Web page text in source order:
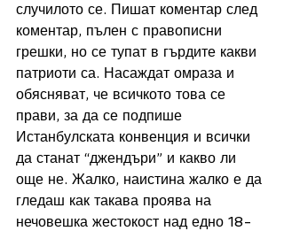
случилото се. Пишат коментар след
коментар, пълен с правописни
грешки, но се тупат в гърдите какви
патриоти са. Насаждат омраза и
обясняват, че всичкото това се
прави, за да се подпише
Истанбулската конвенция и всички
да станат “джендъри” и какво ли
още не. Жалко, наистина жалко е да
гледаш как такава проява на
нечовешка жестокост над едно 18-